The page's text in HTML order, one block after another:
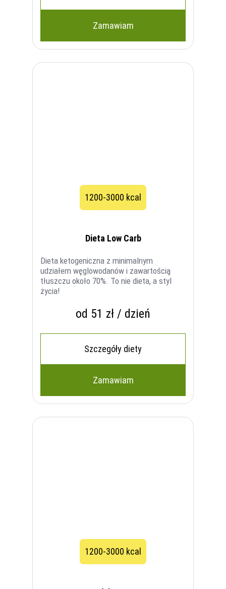
Zamawiam
1200-3000 kcal
Dieta Low Carb
Dieta ketogeniczna z minimalnym
udziałem węglowodanów i zawartością
tłuszczu około 70%. To nie dieta, a styl
życia!
od 51 zł / dzień
Szczegóły diety
Zamawiam
1200-3000 kcal